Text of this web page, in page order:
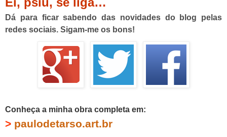
Dá para ficar sabendo das novidades do blog pelas
redes sociais. Sigam-me os bons!
Conheça a minha obra completa em:
> paulodetarso.art.br